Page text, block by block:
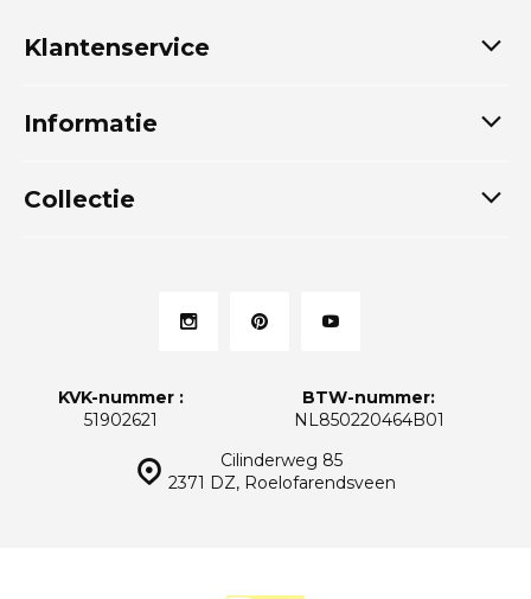
Klantenservice
Informatie
Collectie
Cilinderweg 85
2371 DZ, Roelofarendsveen
KVK-nummer :
51902621
BTW-nummer:
NL850220464B01